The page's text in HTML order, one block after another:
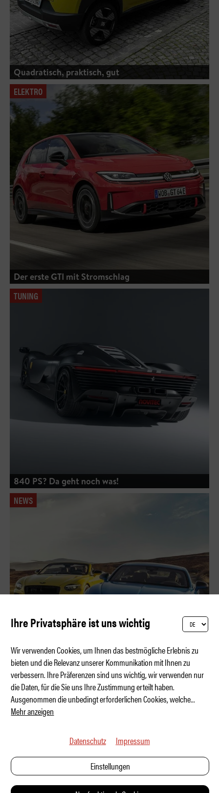
Quadratisch, praktisch, gut
ELEKTRO
Der erste GTI mit Stromschlag
TUNING
840 PS? Da geht noch was!
NEWS
No Limits mit eLSD auf dem TT-Kurs
Ihre Privatsphäre ist uns wichtig
Wir verwenden Cookies, um Ihnen das bestmögliche Erlebnis zu
bieten und die Relevanz unserer Kommunikation mit Ihnen zu
verbessern. Ihre Präferenzen sind uns wichtig, wir verwenden nur
die Daten, für die Sie uns Ihre Zustimmung erteilt haben.
Ausgenommen die unbedingt erforderlichen Cookies, welche...
Mehr anzeigen
Datenschutz Impressum
Einstellungen